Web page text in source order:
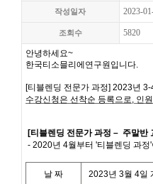
작성일자 2023-
조회수 5820
안녕하세요~
한국티소믈리에연구원입니다.
[티블렌딩 전문가 과정] 2023년 3-
수강신청은 선착순 등록으로, 인
[티블렌딩 전문가 과정 – 주말반
- 2020년 4월부터 '티블렌딩 과정
날 짜 2023년 3월 4일